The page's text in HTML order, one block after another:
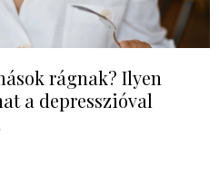
rágnak? Ilyen
a depresszióval